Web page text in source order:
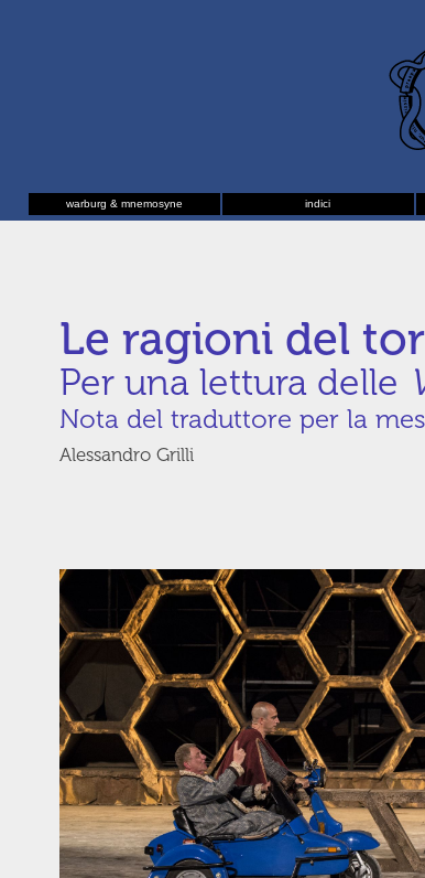
warburg & mnemosyne
indici
Le ragioni del
Per una lettura delle
Nota del traduttore per la
Alessandro Grilli